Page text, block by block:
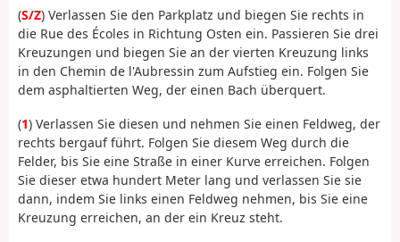
(S/Z) Verlassen Sie den Parkplatz und biegen Sie rechts in
die Rue des Écoles in Richtung Osten ein. Passieren Sie drei
Kreuzungen und biegen Sie an der vierten Kreuzung links
in den Chemin de l'Aubressin zum Aufstieg ein. Folgen Sie
dem asphaltierten Weg, der einen Bach überquert.
(1) Verlassen Sie diesen und nehmen Sie einen Feldweg, der
rechts bergauf führt. Folgen Sie diesem Weg durch die
Felder, bis Sie eine Straße in einer Kurve erreichen. Folgen
Sie dieser etwa hundert Meter lang und verlassen Sie sie
dann, indem Sie links einen Feldweg nehmen, bis Sie eine
Kreuzung erreichen, an der ein Kreuz steht.